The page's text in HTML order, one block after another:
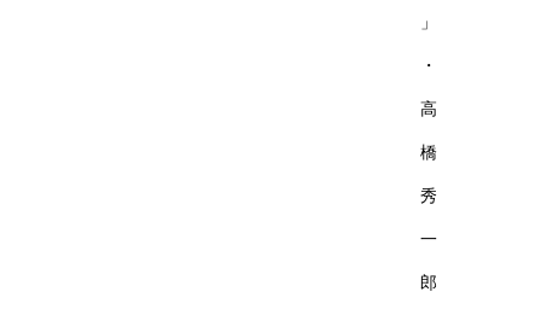
」
・
高
橋
秀
一
郎